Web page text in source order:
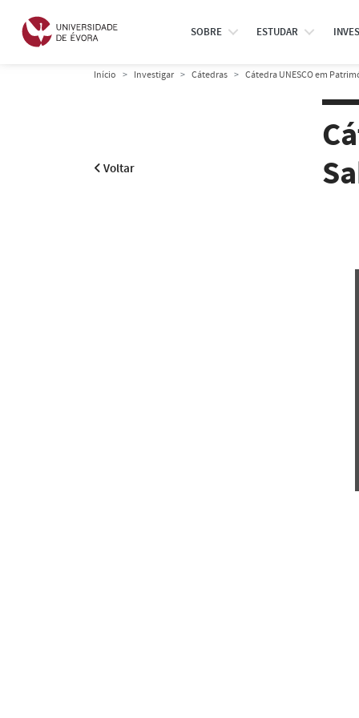
SOBRE ESTUDAR
Início Investigar Cátedras Cátedra UNESCO em
Voltar